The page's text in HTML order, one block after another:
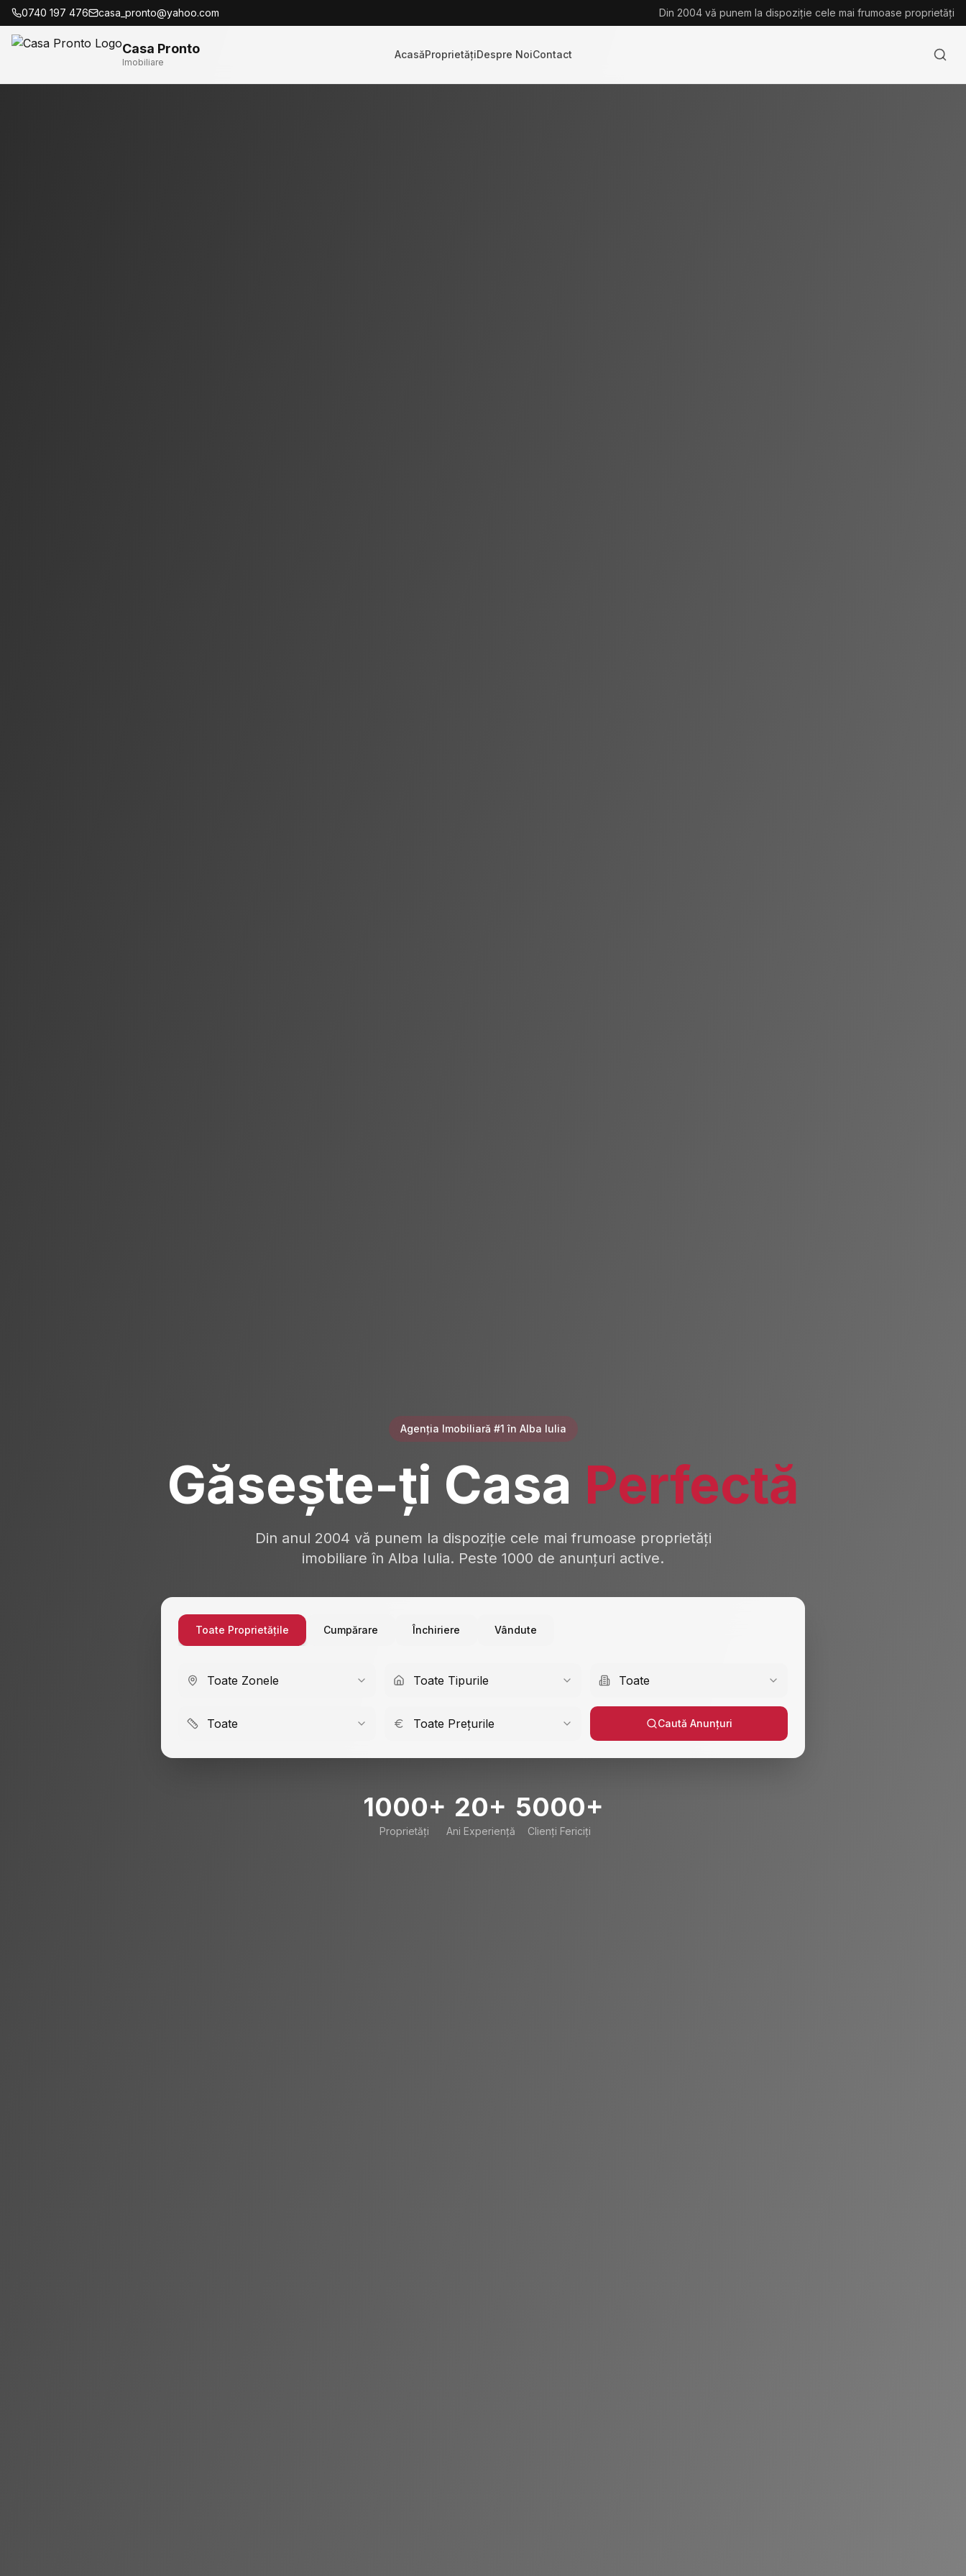
0740 197 476 casa_pronto@yahoo.com Din 2004 vă punem la dispoziție cele mai frumoase proprietăți
Casa Pronto
Imobiliare
AcasăProprietățiDespre NoiContact
Agenția Imobiliară #1 în Alba Iulia
Găsește-ți Casa Perfectă
Din anul 2004 vă punem la dispoziție cele mai frumoase proprietăți
imobiliare în Alba Iulia. Peste 1000 de anunțuri active.
Toate Proprietățile Cumpărare Închiriere Vândute
Toate Zonele Toate Tipurile Toate
Toate Toate Prețurile Caută Anunțuri
1000+
Proprietăți
20+
Ani Experiență
5000+
Clienți Fericiți